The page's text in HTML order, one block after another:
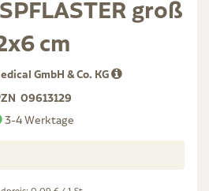
groß
cm
GmbH & Co. KG
09613129
3-4 Werktage